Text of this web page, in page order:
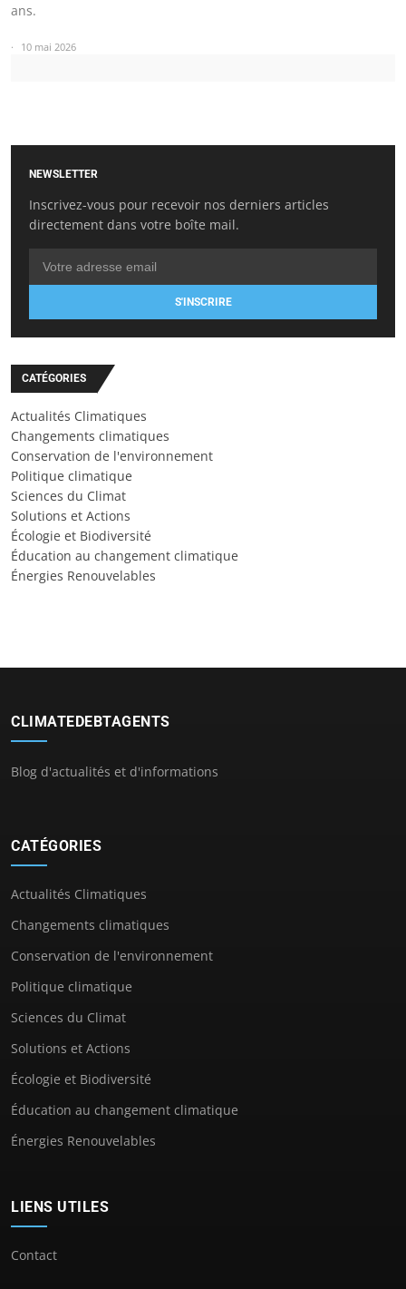
ans.
10 mai 2026
NEWSLETTER
Inscrivez-vous pour recevoir nos derniers articles
directement dans votre boîte mail.
S'INSCRIRE
CATÉGORIES
Actualités Climatiques
Changements climatiques
Conservation de l'environnement
Politique climatique
Sciences du Climat
Solutions et Actions
Écologie et Biodiversité
Éducation au changement climatique
Énergies Renouvelables
CLIMATEDEBTAGENTS
Blog d'actualités et d'informations
CATÉGORIES
Actualités Climatiques
Changements climatiques
Conservation de l'environnement
Politique climatique
Sciences du Climat
Solutions et Actions
Écologie et Biodiversité
Éducation au changement climatique
Énergies Renouvelables
LIENS UTILES
Contact